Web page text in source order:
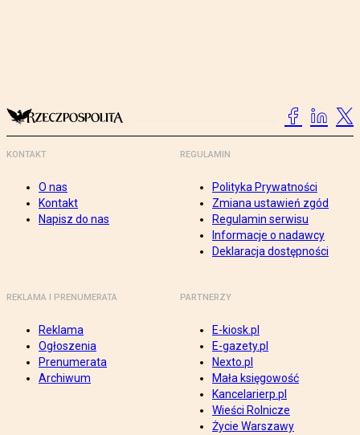
KONTAKT
O nas
Kontakt
Napisz do nas
REGULAMIN
Polityka Prywatności
Zmiana ustawień zgód
Regulamin serwisu
Informacje o nadawcy
Deklaracja dostępności
REKLAMA I PRENUMERATA
Reklama
Ogłoszenia
Prenumerata
Archiwum
PARTNERZY
E-kiosk.pl
E-gazety.pl
Nexto.pl
Mała księgowość
Kancelarierp.pl
Wieści Rolnicze
Życie Warszawy